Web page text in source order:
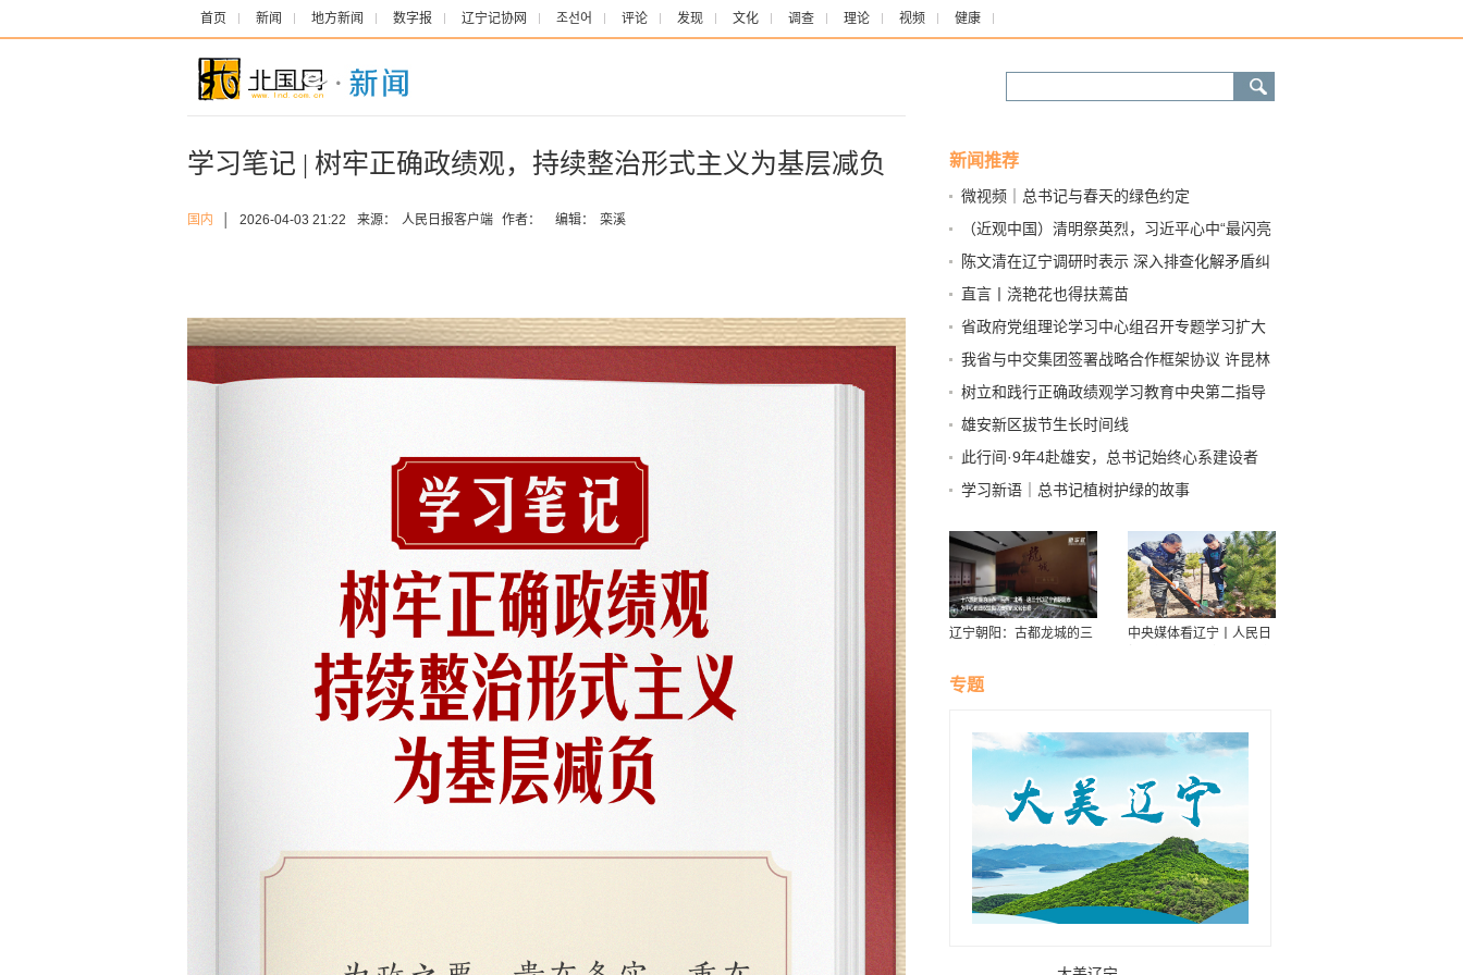
首页 新闻 地方新闻 数字报 辽宁记协网 조선어 评论 发现 文化 调查 理论 视频 健康
学习笔记 | 树牢正确政绩观，持续整治形式主义为基层减负
国内 2026-04-03 21:22 来源： 人民日报客户端 作者： 编辑： 栾溪
新闻推荐
微视频｜总书记与春天的绿色约定
（近观中国）清明祭英烈，习近平心中“最闪亮
的坐标”
陈文清在辽宁调研时表示 深入排查化解矛盾纠
纷 维护群众合法权益 确保社会大局稳定
直言丨浇艳花也得扶蔫苗
省政府党组理论学习中心组召开专题学习扩大
会议
我省与中交集团签署战略合作框架协议 许昆林
王新伟会见宋海良张炳南并见证签约
树立和践行正确政绩观学习教育中央第二指导
组进驻辽宁见面会召开
雄安新区拔节生长时间线
此行间·9年4赴雄安，总书记始终心系建设者
学习新语｜总书记植树护绿的故事
辽宁朝阳：古都龙城的三
中央媒体看辽宁丨人民日
专题